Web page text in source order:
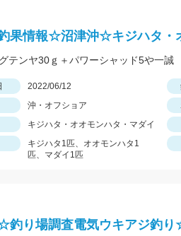
果情報☆沼津沖☆キジハタ・
2022/06/12
沖・オフショア
キジハタ・オオモンハタ・マダイ
キジハタ1匹、オオモンハタ1
匹、マダイ1匹
釣り場調査電気ウキアジ釣